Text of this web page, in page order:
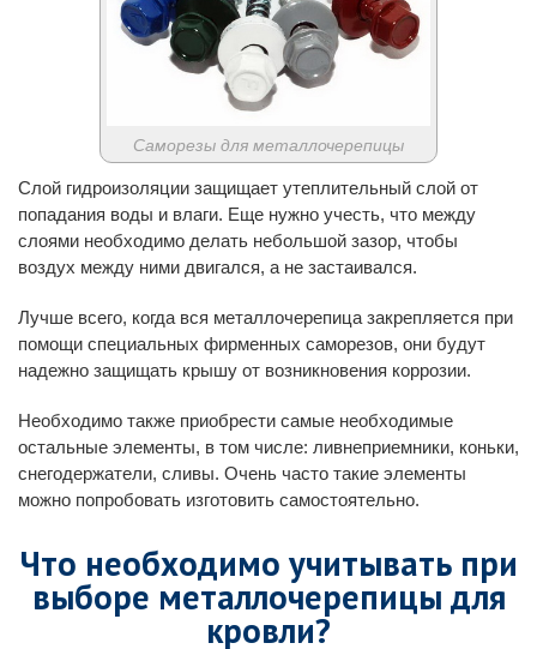
Саморезы для металлочерепицы
Слой гидроизоляции защищает утеплительный слой от
попадания воды и влаги. Еще нужно учесть, что между
слоями необходимо делать небольшой зазор, чтобы
воздух между ними двигался, а не застаивался.
Лучше всего, когда вся металлочерепица закрепляется при
помощи специальных фирменных саморезов, они будут
надежно защищать крышу от возникновения коррозии.
Необходимо также приобрести самые необходимые
остальные элементы, в том числе: ливнеприемники, коньки,
снегодержатели, сливы. Очень часто такие элементы
можно попробовать изготовить самостоятельно.
Что необходимо учитывать при
выборе металлочерепицы для
кровли?